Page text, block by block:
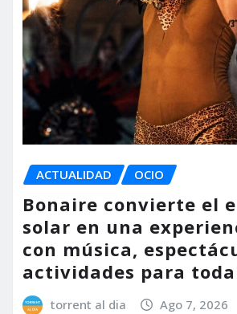
ACTUALIDAD OCIO
Bonaire convierte el
solar en una
con música,
actividades para
torrent al dia Ago 7, 2026